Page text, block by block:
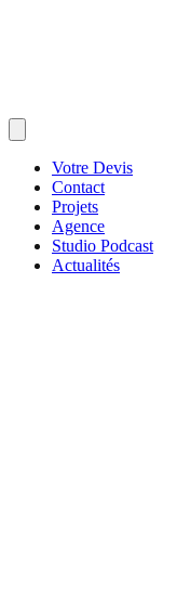
Votre Devis
Contact
Projets
Agence
Studio Podcast
Actualités